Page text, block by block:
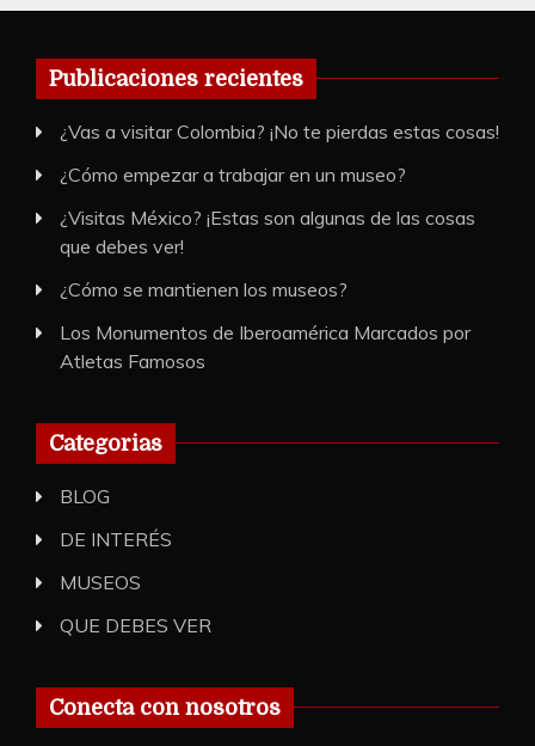
Publicaciones recientes
¿Vas a visitar Colombia? ¡No te pierdas estas cosas!
¿Cómo empezar a trabajar en un museo?
¿Visitas México? ¡Estas son algunas de las cosas
que debes ver!
¿Cómo se mantienen los museos?
Los Monumentos de Iberoamérica Marcados por
Atletas Famosos
Categorias
BLOG
DE INTERÉS
MUSEOS
QUE DEBES VER
Conecta con nosotros